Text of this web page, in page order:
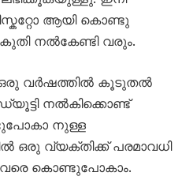
ആയി കൊണ്ടു
നൽകേണ്ടി വരും.
വർഷത്തിൽ കൂടുതൽ
നൽകിക്കൊണ്ട്
നുള്ള
ഒരു വ്യക്തിക്ക് പരമാവധി
വരെ കൊണ്ടുപോകാം.